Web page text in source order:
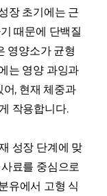
장 초기에는 근
때문에 단백질
영양소가 균형
는 영양 과잉과
, 현재 체중과
작용합니다.
성장 단계에 맞
료를 중심으로
유에서 고형 식